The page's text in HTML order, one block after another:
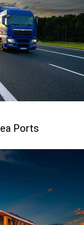
Ports